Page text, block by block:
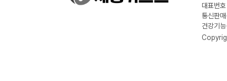
대표번
통신판
건강기